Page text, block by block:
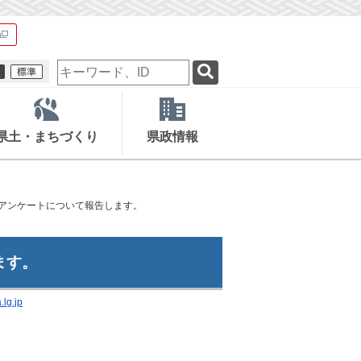
検
索
ー
ー
ド
土・まちづくり 県政情報
ケートについて報告します。
。